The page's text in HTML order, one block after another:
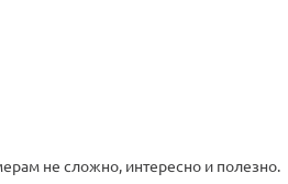
не сложно, интересно и полезно.